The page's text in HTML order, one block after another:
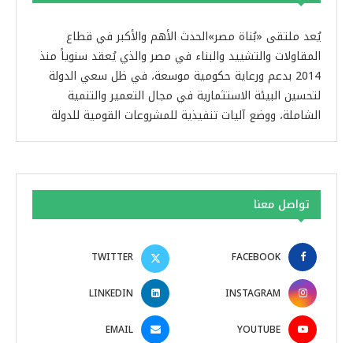
يُعد ملتقى «بُناة مصر»الحدث الأهم والأكبر في قطاع
المقاولات والتشييد والبناء في مصر والذي يُعقد سنوياً منذ
2014 بدعم ورعاية حكومية موسعة، في ظل سعي الدولة
لتحسين البيئة الاستثمارية في مجال التعمير والتنمية
الشاملة، ووضع آليات تنفيذية للمشروعات القومية للدولة
تواصل معنا
FACEBOOK
TWITTER
INSTAGRAM
LINKEDIN
YOUTUBE
EMAIL